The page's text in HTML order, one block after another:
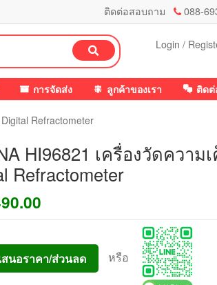
ติดต่อสอบถาม 088-
ค้นหา Login /
การจัดส่ง ลูกค้าของเรา ติดต่
Refractometer
HI96821 เครื่องวัดควา
Refractometer
สนอราคา/ส่วนลด หรือ